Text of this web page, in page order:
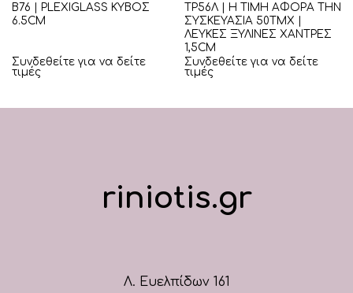
Β76 | PLEXIGLASS ΚΥΒΟΣ
6.5CM
Συνδεθείτε για να δείτε
τιμές
ΤΡ56Λ | Η ΤΙΜΗ ΑΦΟΡΑ ΤΗΝ
ΣΥΣΚΕΥΑΣΙΑ 50ΤΜΧ |
ΛΕΥΚΕΣ ΞΥΛΙΝΕΣ ΧΑΝΤΡΕΣ
1,5CM
Συνδεθείτε για να δείτε
τιμές
riniotis.gr
Λ. Ευελπίδων 161